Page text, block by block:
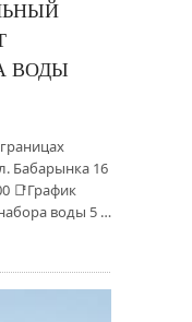
ВОДЫ
Бабарынка 16
📑График
воды 5 …